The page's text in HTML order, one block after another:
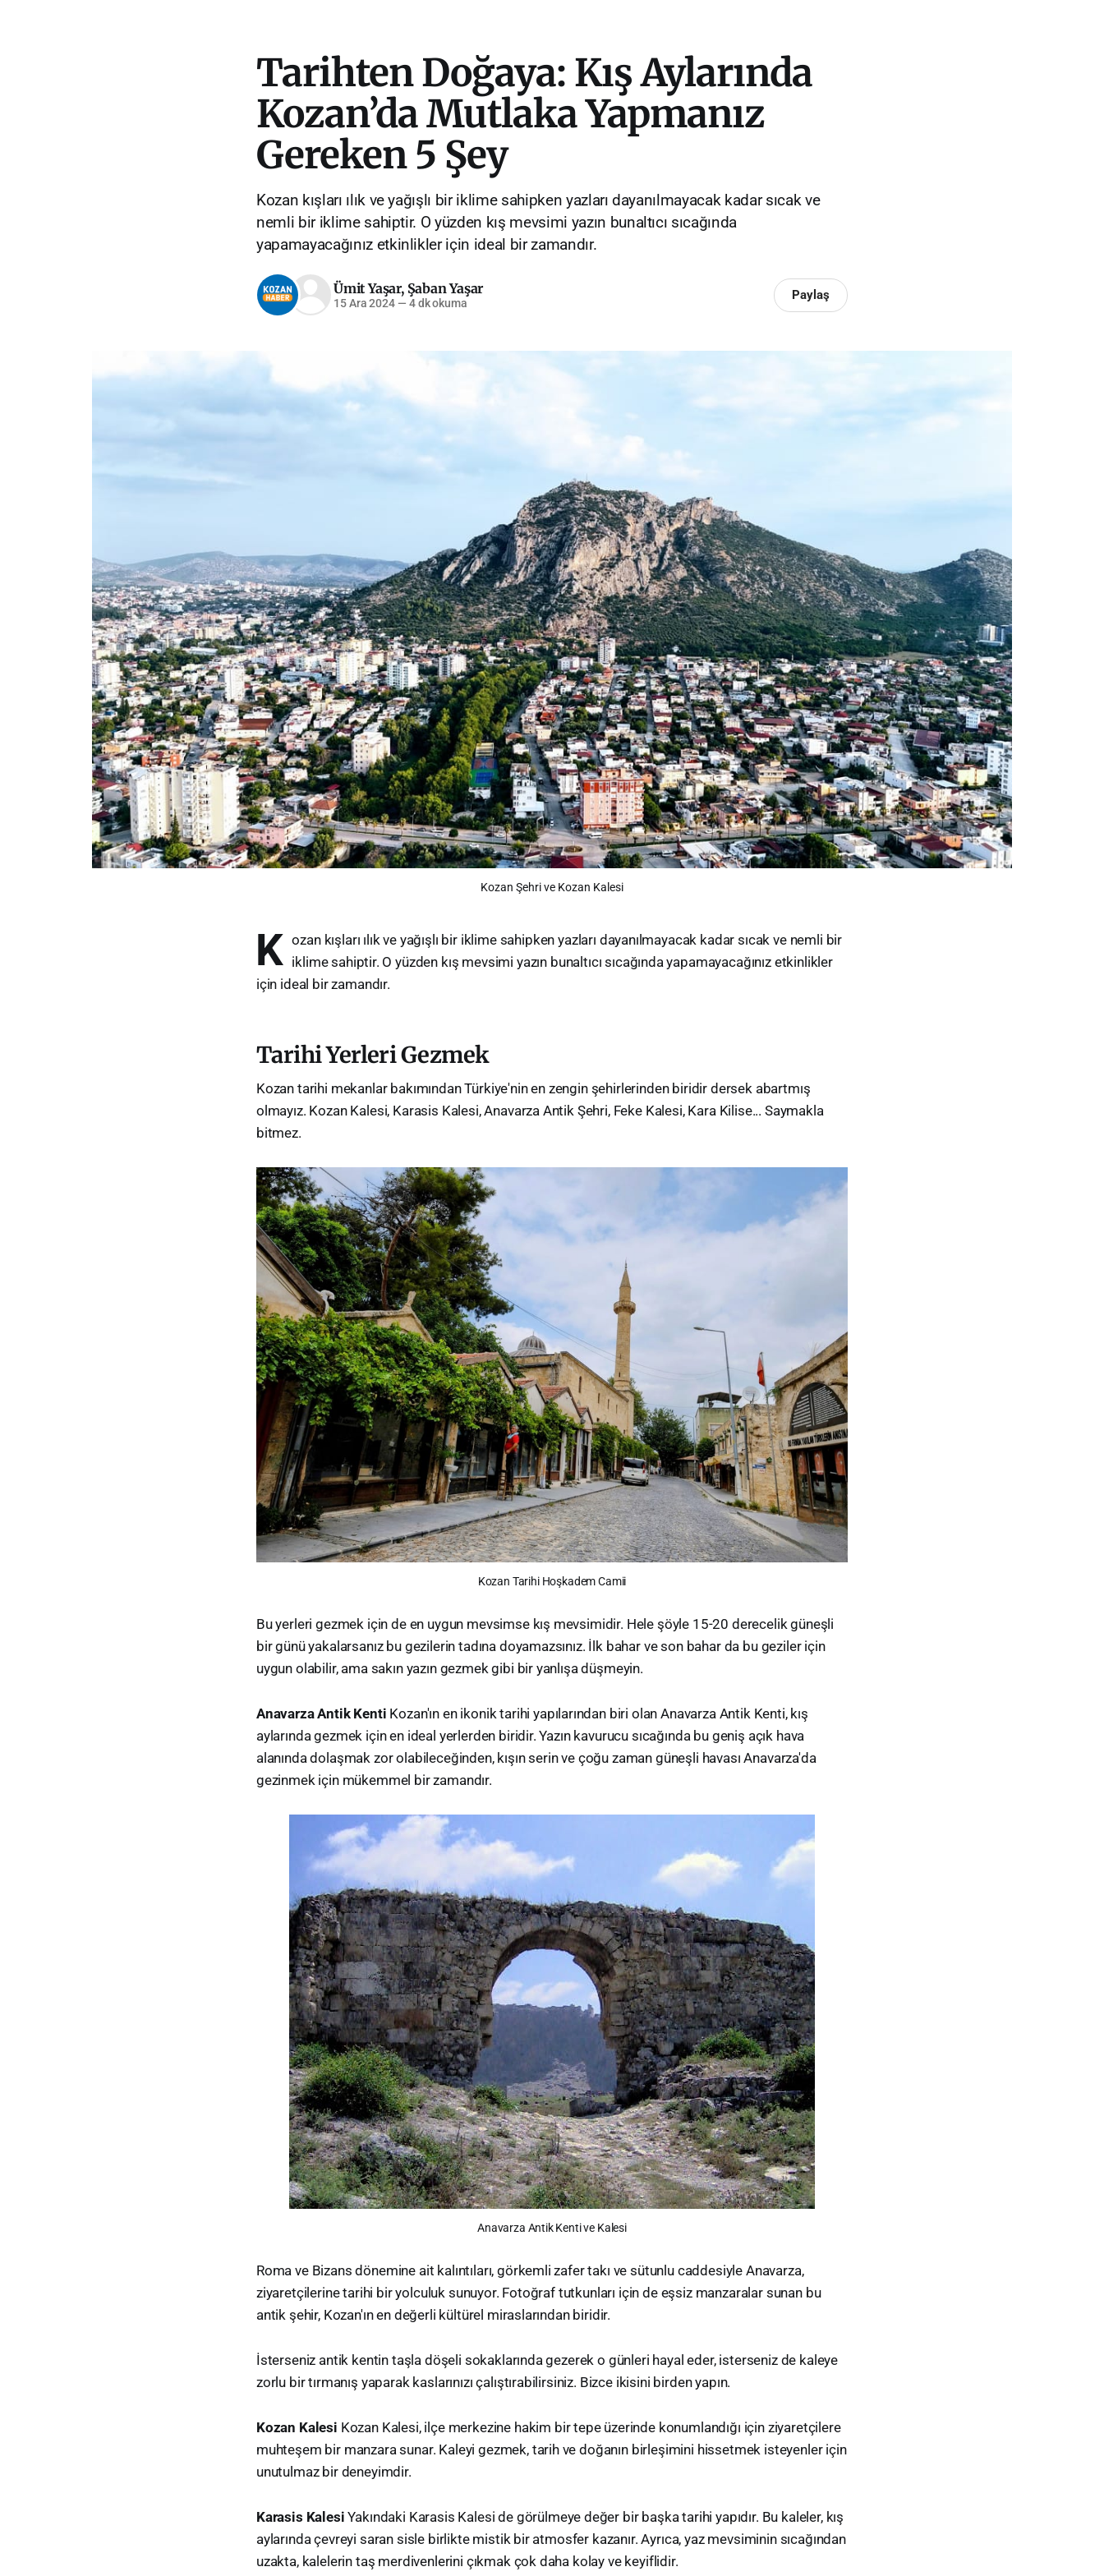
Tarihten Doğaya: Kış Aylarında
Kozan’da Mutlaka Yapmanız
Gereken 5 Şey
Kozan kışları ılık ve yağışlı bir iklime sahipken yazları dayanılmayacak kadar sıcak ve
nemli bir iklime sahiptir. O yüzden kış mevsimi yazın bunaltıcı sıcağında
yapamayacağınız etkinlikler için ideal bir zamandır.
Ümit Yaşar, Şaban Yaşar
15 Ara 2024 — 4 dk okuma
Paylaş
Kozan Şehri ve Kozan Kalesi
K ozan kışları ılık ve yağışlı bir iklime sahipken yazları dayanılmayacak kadar sıcak ve nemli bir
iklime sahiptir. O yüzden kış mevsimi yazın bunaltıcı sıcağında yapamayacağınız etkinlikler
için ideal bir zamandır.
Tarihi Yerleri Gezmek
Kozan tarihi mekanlar bakımından Türkiye'nin en zengin şehirlerinden biridir dersek abartmış
olmayız. Kozan Kalesi, Karasis Kalesi, Anavarza Antik Şehri, Feke Kalesi, Kara Kilise... Saymakla
bitmez.
Kozan Tarihi Hoşkadem Camii
Bu yerleri gezmek için de en uygun mevsimse kış mevsimidir. Hele şöyle 15-20 derecelik güneşli
bir günü yakalarsanız bu gezilerin tadına doyamazsınız. İlk bahar ve son bahar da bu geziler için
uygun olabilir, ama sakın yazın gezmek gibi bir yanlışa düşmeyin.
Anavarza Antik Kenti Kozan'ın en ikonik tarihi yapılarından biri olan Anavarza Antik Kenti, kış
aylarında gezmek için en ideal yerlerden biridir. Yazın kavurucu sıcağında bu geniş açık hava
alanında dolaşmak zor olabileceğinden, kışın serin ve çoğu zaman güneşli havası Anavarza'da
gezinmek için mükemmel bir zamandır.
Anavarza Antik Kenti ve Kalesi
Roma ve Bizans dönemine ait kalıntıları, görkemli zafer takı ve sütunlu caddesiyle Anavarza,
ziyaretçilerine tarihi bir yolculuk sunuyor. Fotoğraf tutkunları için de eşsiz manzaralar sunan bu
antik şehir, Kozan'ın en değerli kültürel miraslarından biridir.
İsterseniz antik kentin taşla döşeli sokaklarında gezerek o günleri hayal eder, isterseniz de kaleye
zorlu bir tırmanış yaparak kaslarınızı çalıştırabilirsiniz. Bizce ikisini birden yapın.
Kozan Kalesi Kozan Kalesi, ilçe merkezine hakim bir tepe üzerinde konumlandığı için ziyaretçilere
muhteşem bir manzara sunar. Kaleyi gezmek, tarih ve doğanın birleşimini hissetmek isteyenler için
unutulmaz bir deneyimdir.
Karasis Kalesi Yakındaki Karasis Kalesi de görülmeye değer bir başka tarihi yapıdır. Bu kaleler, kış
aylarında çevreyi saran sisle birlikte mistik bir atmosfer kazanır. Ayrıca, yaz mevsiminin sıcağından
uzakta, kalelerin taş merdivenlerini çıkmak çok daha kolay ve keyiflidir.